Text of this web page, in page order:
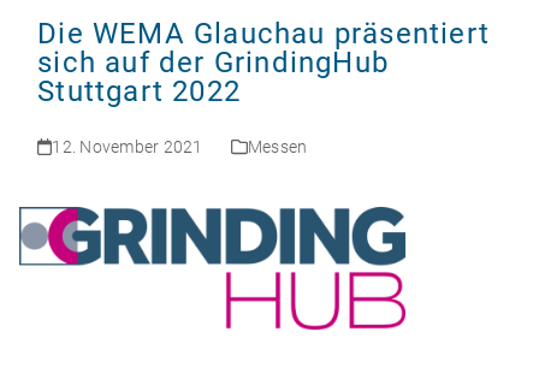
Die WEMA Glauchau präsentiert
sich auf der GrindingHub
Stuttgart 2022
12. November 2021 Messen